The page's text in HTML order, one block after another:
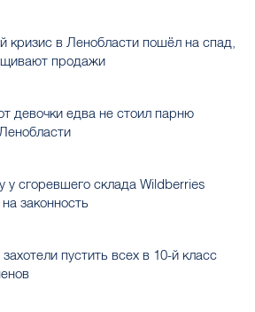
кризис в Ленобласти пошёл на спад,
продажи
девочки едва не стоил парню
у сгоревшего склада Wildberries
законность
пустить всех в 10-й класс